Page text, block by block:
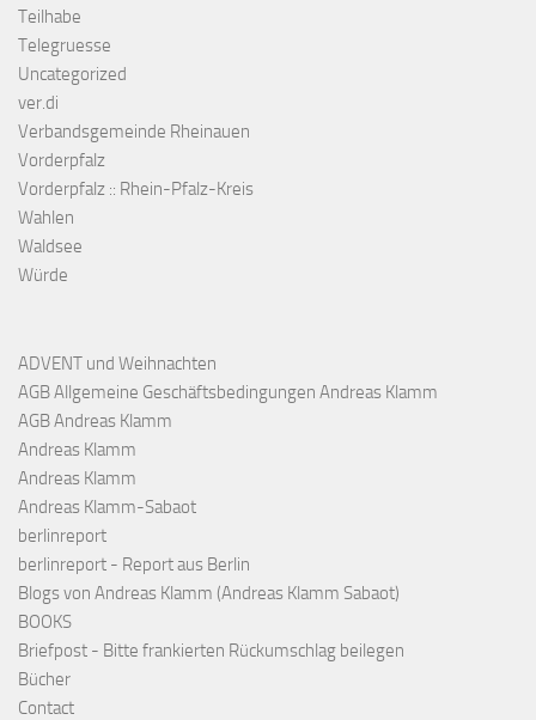
Teilhabe
Telegruesse
Uncategorized
ver.di
Verbandsgemeinde Rheinauen
Vorderpfalz
Vorderpfalz :: Rhein-Pfalz-Kreis
Wahlen
Waldsee
Würde
ADVENT und Weihnachten
AGB Allgemeine Geschäftsbedingungen Andreas Klamm
AGB Andreas Klamm
Andreas Klamm
Andreas Klamm
Andreas Klamm-Sabaot
berlinreport
berlinreport - Report aus Berlin
Blogs von Andreas Klamm (Andreas Klamm Sabaot)
BOOKS
Briefpost - Bitte frankierten Rückumschlag beilegen
Bücher
Contact